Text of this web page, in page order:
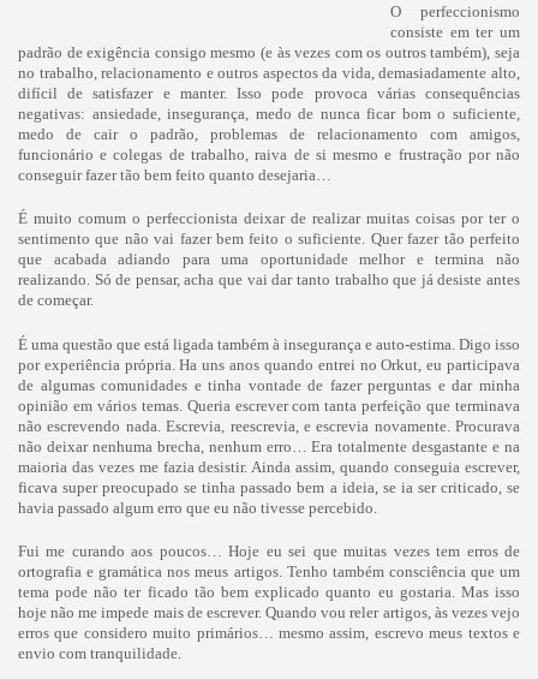
O perfeccionismo
consiste em ter um
padrão de exigência consigo mesmo (e às vezes com os outros também), seja
no trabalho, relacionamento e outros aspectos da vida, demasiadamente alto,
difícil de satisfazer e manter. Isso pode provoca várias consequências
negativas: ansiedade, insegurança, medo de nunca ficar bom o suficiente,
medo de cair o padrão, problemas de relacionamento com amigos,
funcionário e colegas de trabalho, raiva de si mesmo e frustração por não
conseguir fazer tão bem feito quanto desejaria…
É muito comum o perfeccionista deixar de realizar muitas coisas por ter o
sentimento que não vai fazer bem feito o suficiente. Quer fazer tão perfeito
que acabada adiando para uma oportunidade melhor e termina não
realizando. Só de pensar, acha que vai dar tanto trabalho que já desiste antes
de começar.
É uma questão que está ligada também à insegurança e auto-estima. Digo isso
por experiência própria. Ha uns anos quando entrei no Orkut, eu participava
de algumas comunidades e tinha vontade de fazer perguntas e dar minha
opinião em vários temas. Queria escrever com tanta perfeição que terminava
não escrevendo nada. Escrevia, reescrevia, e escrevia novamente. Procurava
não deixar nenhuma brecha, nenhum erro… Era totalmente desgastante e na
maioria das vezes me fazia desistir. Ainda assim, quando conseguia escrever,
ficava super preocupado se tinha passado bem a ideia, se ia ser criticado, se
havia passado algum erro que eu não tivesse percebido.
Fui me curando aos poucos… Hoje eu sei que muitas vezes tem erros de
ortografia e gramática nos meus artigos. Tenho também consciência que um
tema pode não ter ficado tão bem explicado quanto eu gostaria. Mas isso
hoje não me impede mais de escrever. Quando vou reler artigos, às vezes vejo
erros que considero muito primários… mesmo assim, escrevo meus textos e
envio com tranquilidade.